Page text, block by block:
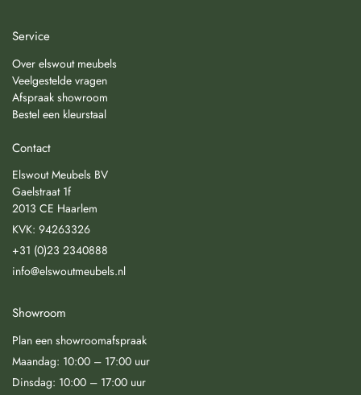
Service
Over elswout meubels
Veelgestelde vragen
Afspraak showroom
Bestel een kleurstaal
Contact
Elswout Meubels BV
Gaelstraat 1f
2013 CE Haarlem
KVK: 94263326
+31 (0)23 2340888
info@elswoutmeubels.nl
Showroom
Plan een showroomafspraak
Maandag: 10:00 – 17:00 uur
Dinsdag: 10:00 – 17:00 uur